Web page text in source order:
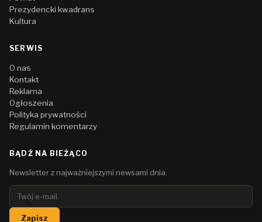
Prezydencki kwadrans
Kultura
SERWIS
O nas
Kontakt
Reklama
Ogłoszenia
Polityka prywatności
Regulamin komentarzy
BĄDŹ NA BIEŻĄCO
Newsletter z najważniejszymi newsami dnia.
Zapisz